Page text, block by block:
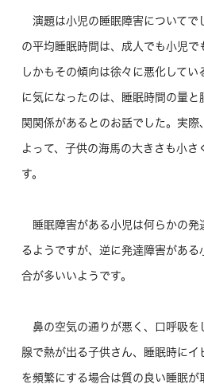
演題は小児の睡眠障害についてで
の平均睡眠時間は、成人でも小児で
しかもその傾向は徐々に悪化して
に気になったのは、睡眠時間の量と
関関係があるとのお話でした。実
よって、子供の海馬の大きさも小さ
す。
睡眠障害がある小児は何らかの発
るようですが、逆に発達障害があ
合が多いいようです。
鼻の空気の通りが悪く、口呼吸を
腺で熱が出る子供さん、睡眠時にイ
を頻繁にする場合は質の良い睡眠が